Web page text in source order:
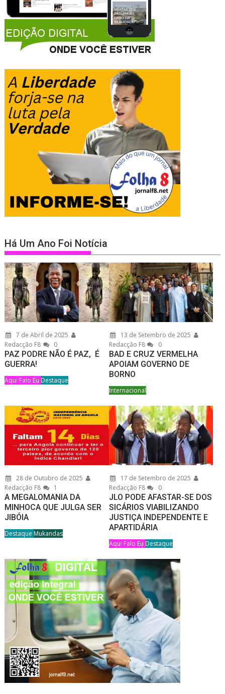
Há Um Ano Foi Notícia
7 de Abril de 2025
Redacção F8
0
PAZ PODRE NÃO É PAZ, É
GUERRA!
Aqui Falo Eu Destaque
13 de Setembro de 2025
Redacção F8
0
BAD E CRUZ VERMELHA
APOIAM GOVERNO DE
BORNO
Internacional
28 de Outubro de 2025
Redacção F8
1
A MEGALOMANIA DA
MINHOCA QUE JULGA SER
JIBÓIA
Destaque Mukandas
17 de Setembro de 2025
Redacção F8
0
JLO PODE AFASTAR-SE DOS
SICÁRIOS VIABILIZANDO
JUSTIÇA INDEPENDENTE E
APARTIDÁRIA
Aqui Falo Eu Destaque